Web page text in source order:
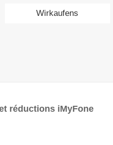
Wirkaufens
réductions iMyFone